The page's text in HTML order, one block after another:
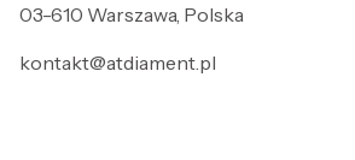
03-610 Warszawa, Polska
kontakt@atdiament.pl